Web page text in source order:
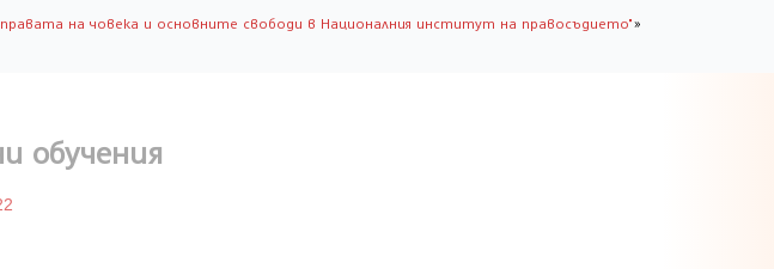
на човека и основните свободи в Националния институт на правосъдието"»
обучения